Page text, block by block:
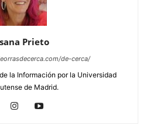
Prieto
de-cerca/
la Información por la Universidad
de Madrid.